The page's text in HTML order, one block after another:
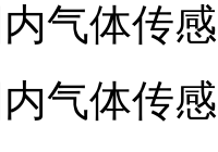
体传感
体传感